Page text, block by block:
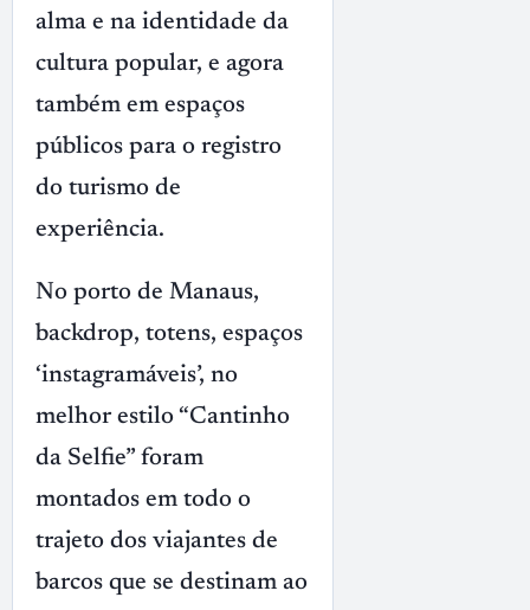
alma e na identidade da
cultura popular, e agora
também em espaços
públicos para o registro
do turismo de
experiência.
No porto de Manaus,
backdrop, totens, espaços
‘instagramáveis’, no
melhor estilo “Cantinho
da Selfie” foram
montados em todo o
trajeto dos viajantes de
barcos que se destinam ao